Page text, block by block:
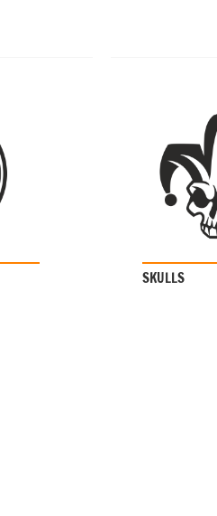
SKULLS